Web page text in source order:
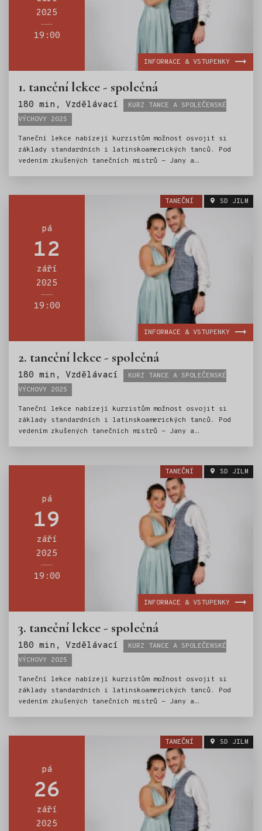
2025
19:00
1. taneční lekce - společná
180 min, Vzdělávací Štítky:
KURZ TANCE A SPOLEČENSKÉ
VÝCHOVY 2025
Taneční lekce nabízejí kurzistům možnost osvojit si
základy standardních i latinskoamerických tanců. Pod
vedením zkušených tanečních mistrů - Jany a
součástí kurzu je i výuka základů společenského chování
a etiky.Kurz tance je tak ideální přípravou pro vstup
do světa společenských událostí.
INFORMACE & VSTUPENKY
pá
12
září
2025
19:00
TANEČNÍ SD JILM
2. taneční lekce - společná
180 min, Vzdělávací Štítky:
KURZ TANCE A SPOLEČENSKÉ
VÝCHOVY 2025
Taneční lekce nabízejí kurzistům možnost osvojit si
základy standardních i latinskoamerických tanců. Pod
vedením zkušených tanečních mistrů - Jany a
součástí kurzu je i výuka základů společenského chování
a etiky.Kurz tance je tak ideální přípravou pro vstup
do světa společenských událostí.
INFORMACE & VSTUPENKY
pá
19
září
2025
19:00
TANEČNÍ SD JILM
3. taneční lekce - společná
180 min, Vzdělávací Štítky:
KURZ TANCE A SPOLEČENSKÉ
VÝCHOVY 2025
Taneční lekce nabízejí kurzistům možnost osvojit si
základy standardních i latinskoamerických tanců. Pod
vedením zkušených tanečních mistrů - Jany a
součástí kurzu je i výuka základů společenského chování
a etiky.Kurz tance je tak ideální přípravou pro vstup
do světa společenských událostí.
INFORMACE & VSTUPENKY
pá
26
září
2025
TANEČNÍ SD JILM